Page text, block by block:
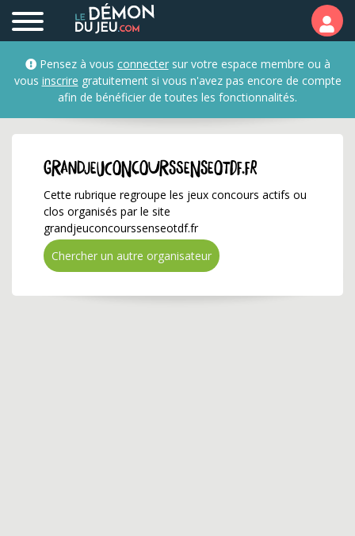
Pensez à vous connectersur votre espace membre ou à
vous inscrire gratuitement si vous n'avez pas encore de compte
afin de bénéficier de toutes les fonctionnalités.
grandjeuconcourssenseotdf.fr
Cette rubrique regroupe les jeux concours actifs ou
clos organisés par le site
grandjeuconcourssenseotdf.fr
Chercher un autre organisateur